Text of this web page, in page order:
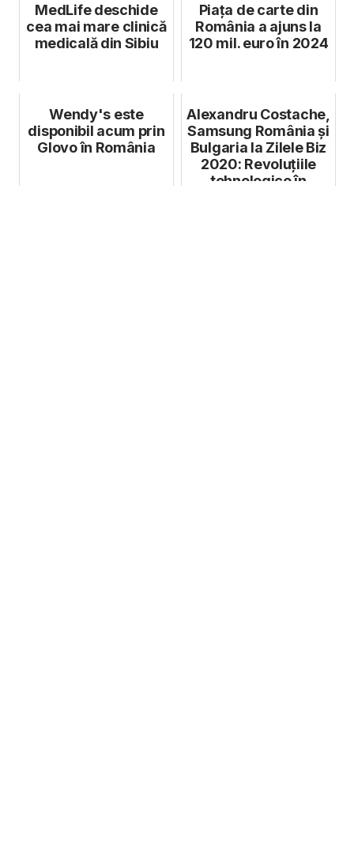
MedLife deschide
cea mai mare clinică
medicală din Sibiu
Piața de carte din
România a ajuns la
120 mil. euro în 2024
Wendy's este
disponibil acum prin
Glovo în România
Alexandru Costache,
Samsung România și
Bulgaria la Zilele Biz
2020: Revoluțiile
tehnologice în